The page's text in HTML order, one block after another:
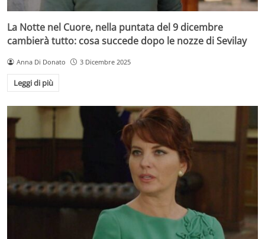
La Notte nel Cuore, nella puntata del 9 dicembre
cambierà tutto: cosa succede dopo le nozze di Sevilay
Anna Di Donato 3 Dicembre 2025
Leggi di più